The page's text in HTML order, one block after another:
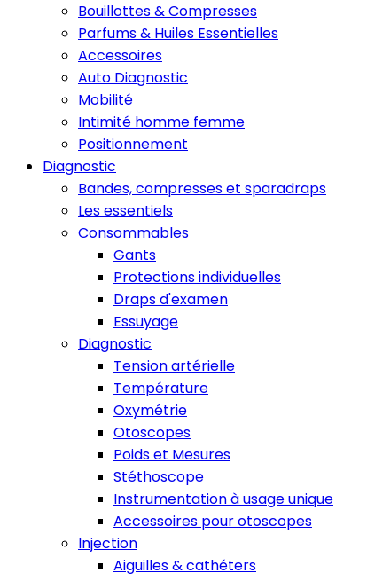
Bouillottes & Compresses
Parfums & Huiles Essentielles
Accessoires
Auto Diagnostic
Mobilité
Intimité homme femme
Positionnement
Diagnostic
Bandes, compresses et sparadraps
Les essentiels
Consommables
Gants
Protections individuelles
Draps d'examen
Essuyage
Diagnostic
Tension artérielle
Température
Oxymétrie
Otoscopes
Poids et Mesures
Stéthoscope
Instrumentation à usage unique
Accessoires pour otoscopes
Injection
Aiguilles & cathéters